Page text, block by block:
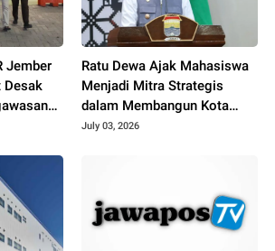
Jember
Desak
Ratu Dewa Ajak Mahasiswa
Menjadi Mitra Strategis
dalam Membangun Kota
Palembang
July 03, 2026